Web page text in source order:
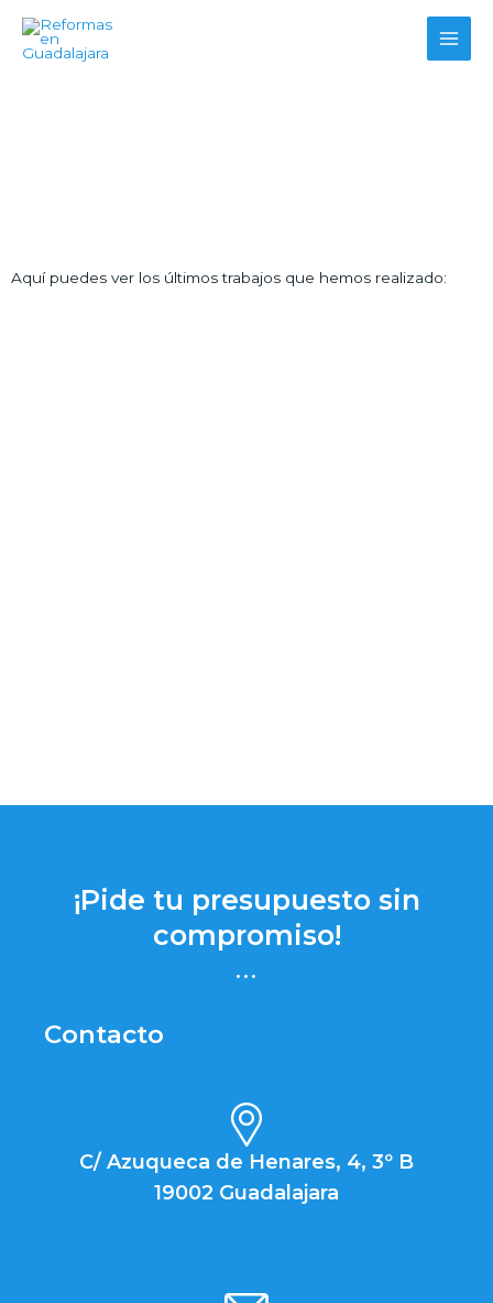
Aquí puedes ver los últimos trabajos que hemos realizado:
¡Pide tu presupuesto sin
compromiso!
...
Contacto
C/ Azuqueca de Henares, 4, 3º B
19002 Guadalajara